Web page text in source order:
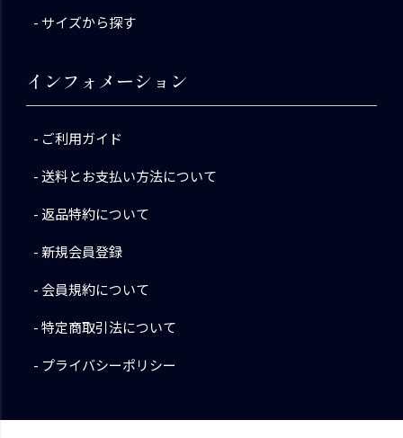
サイズから探す
インフォメーション
ご利用ガイド
送料とお支払い方法について
返品特約について
新規会員登録
会員規約について
特定商取引法について
プライバシーポリシー